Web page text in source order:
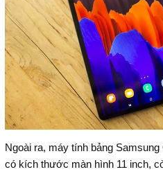
Ngoài ra, máy tính bảng
có kích thước màn hình 11 inch,